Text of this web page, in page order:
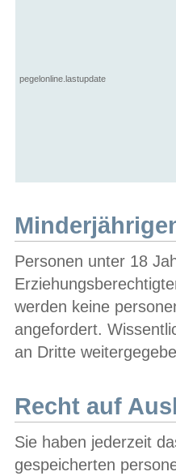
pegelonline.lastupdate
Personen unter 18
werden keine
angefordert.
an Dritte
Recht auf
Sie haben jederzeit
gespeicherten